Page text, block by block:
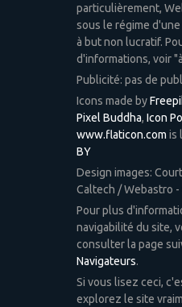
particulièrement,
sous le régime
à but non lucratif.
d'informations, voir
Publicité: pas de
Icons made by
Pixel Buddha, Icon
www.flaticon.com is
BY
Design images:
Caltech / Webastro -
Pour plus
navigabilité du site,
consulter la page
Navigateurs.
Si vous lisez ceci,
explorez le site